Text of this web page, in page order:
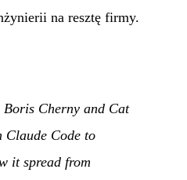
na resztę firmy.
Cherny and Cat
Claude Code to
it spread from